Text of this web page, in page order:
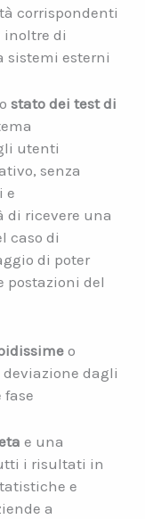
corrispondenti
inoltre di
sistemi esterni
stato dei test di
utenti
senza
e
di ricevere una
caso di
di poter
postazioni del
o
dagli
e una
i risultati in
e
a